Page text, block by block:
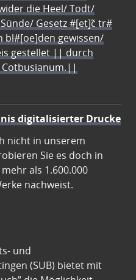
die Heel/ Todt/
Gesetz #[et]c̃ tr#
gewissen/
gestellet || durch
digitalisierter Drucke
nicht in unserem
Sie es doch in
als 1.600.000
nachweist.
und
(SUB) bietet mit